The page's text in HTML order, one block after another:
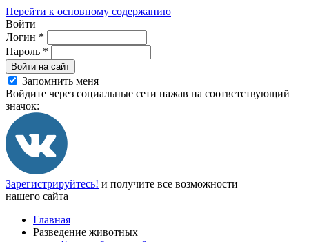
Перейти к основному содержанию
Войти
Логин *
Пароль *
Войти на сайт
Запомнить меня
Войдите через социальные сети нажав на соответствующий
значок:
Зарегистрируйтесь! и получите все возможности
нашего сайта
Главная
Разведение животных